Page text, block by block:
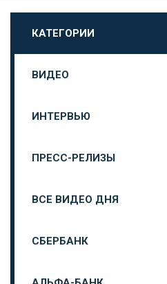
КАТЕГОРИИ
ВИДЕО
ИНТЕРВЬЮ
ПРЕСС-РЕЛИЗЫ
ВСЕ ВИДЕО ДНЯ
СБЕРБАНК